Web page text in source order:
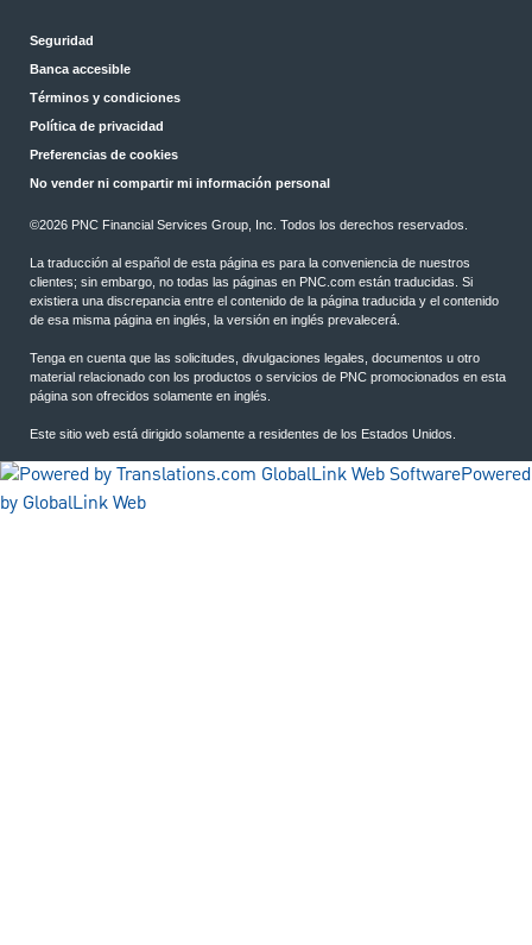
Seguridad
Banca accesible
Términos y condiciones
Política de privacidad
Preferencias de cookies
No vender ni compartir mi información personal
©2026 PNC Financial Services Group, Inc. Todos los derechos reservados.
La traducción al español de esta página es para la conveniencia de nuestros
clientes; sin embargo, no todas las páginas en PNC.com están traducidas. Si
existiera una discrepancia entre el contenido de la página traducida y el contenido
de esa misma página en inglés, la versión en inglés prevalecerá.
Tenga en cuenta que las solicitudes, divulgaciones legales, documentos u otro
material relacionado con los productos o servicios de PNC promocionados en esta
página son ofrecidos solamente en inglés.
Este sitio web está dirigido solamente a residentes de los Estados Unidos.
Powered
by GlobalLink Web